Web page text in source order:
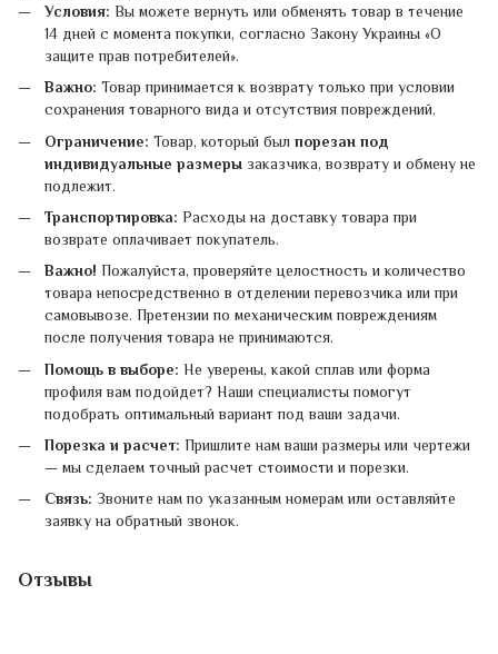
Условия: Вы можете вернуть или обменять товар в течение
14 дней с момента покупки, согласно Закону Украины «О
защите прав потребителей».
Важно: Товар принимается к возврату только при условии
сохранения товарного вида и отсутствия повреждений.
Ограничение: Товар, который был порезан под
индивидуальные размеры заказчика, возврату и обмену не
подлежит.
Транспортировка: Расходы на доставку товара при
возврате оплачивает покупатель.
Важно! Пожалуйста, проверяйте целостность и количество
товара непосредственно в отделении перевозчика или при
самовывозе. Претензии по механическим повреждениям
после получения товара не принимаются.
Помощь в выборе: Не уверены, какой сплав или форма
профиля вам подойдет? Наши специалисты помогут
подобрать оптимальный вариант под ваши задачи.
Порезка и расчет: Пришлите нам ваши размеры или чертежи
— мы сделаем точный расчет стоимости и порезки.
Связь: Звоните нам по указанным номерам или оставляйте
заявку на обратный звонок.
Отзывы